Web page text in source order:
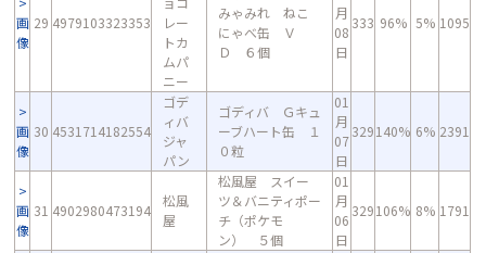
画
像
29 4979103323353
レー
トカ
ムパ
ニー
みゃみれ ねこ
にゃべ缶 Ｖ
Ｄ ６個
月
08
日
333 96% 5% 1095
画
像
30 4531714182554
ゴデ
ィバ
ジャ
パン
ゴディバ Ｇキュ
ーブハート缶 １
０粒
01
月
07
日
329140% 6% 2391
画
像
31 4902980473194
松風
屋
松風屋 スイー
ツ＆バニティポー
チ（ポケモ
ン） ５個
01
月
06
日
329106% 8% 1791